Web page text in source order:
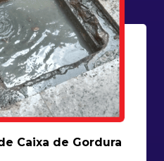
Caixa de Gordura